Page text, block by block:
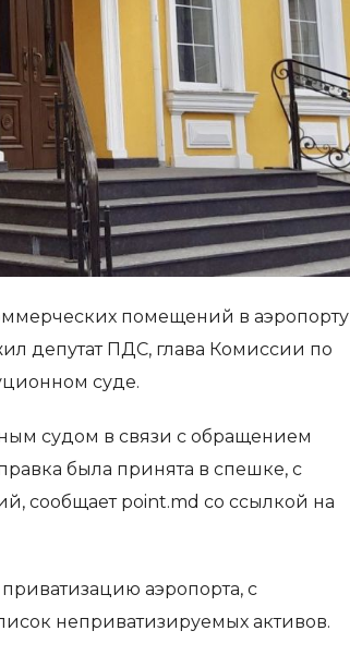
помещений в аэропорту
депутат ПДС, глава Комиссии по
суде.
судом в связи с обращением
была принята в спешке, с
сообщает point.md со ссылкой на
аэропорта, с
неприватизируемых активов.